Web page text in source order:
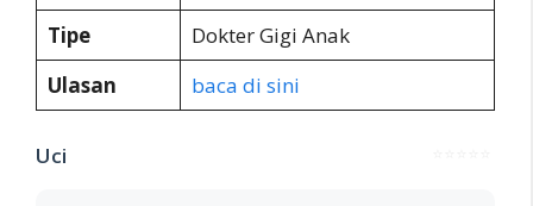
Tipe
Dokter Gigi Anak
Ulasan
baca di sini
Uci